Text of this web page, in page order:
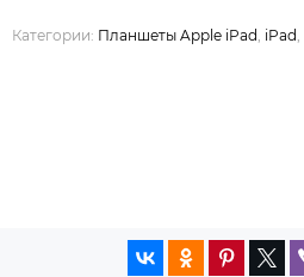
Категории: Планшеты Apple iPad iPad